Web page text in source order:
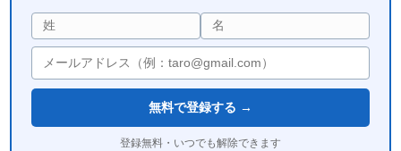
無料で登録する →
登録無料・いつでも解除できます